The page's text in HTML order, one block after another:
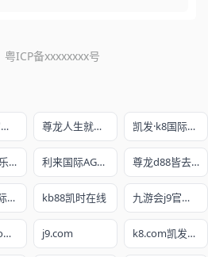
粤ICP备xxxxxxxx号
凯发app官方网站 尊龙人生就是赌 凯发·k8国际娱乐官网入口
龙8国际娱乐老虎机官网 利来国际AG真人旗舰厅 尊龙d88皆去AG发财网
K8凯时·国际官方网站 kb88凯时在线 九游会j9官网ag
尊龙d88.com注册网址 j9.com k8.com凯发最新网址